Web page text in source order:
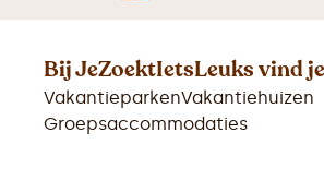
Bij JeZoektIetsLeuks vind
VakantieparkenVakantiehuizen
Groepsaccommodaties